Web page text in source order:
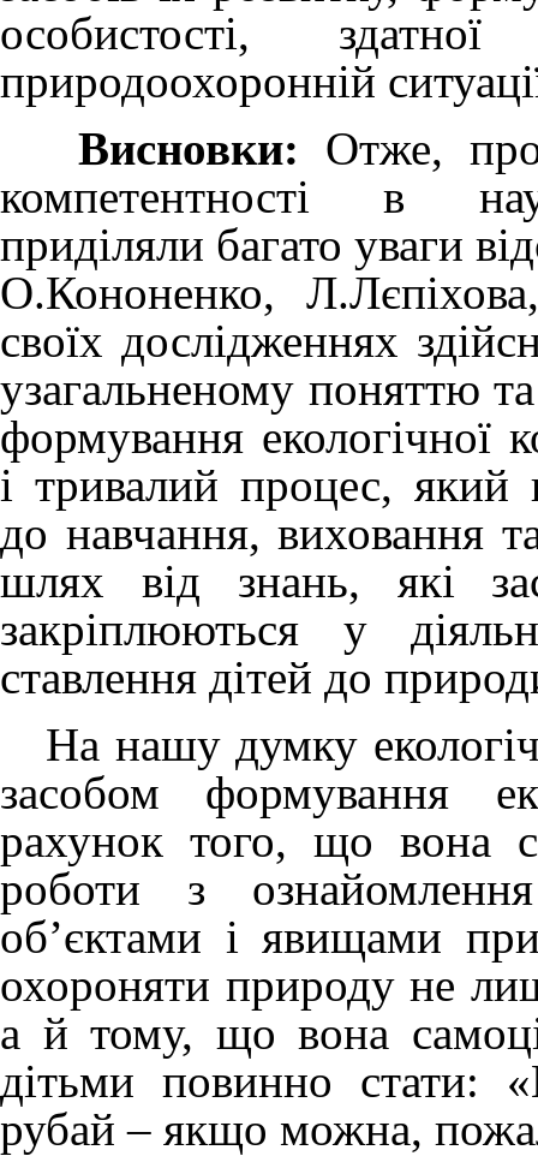
особистості,
природоохоронній
Висновки: Отже,
компетентності в
приділяли багато уваги
О.Кононенко,
своїх дослідженнях
узагальненому поняттю
формування екологічної
і тривалий процес, який
до навчання, виховання
шлях від знань, які
закріплюються у
ставлення дітей до
На нашу думку
засобом формування
рахунок того, що вона
роботи з
об’єктами і явищами
охороняти природу не
а й тому, що вона
дітьми повинно
рубай – якщо можна,